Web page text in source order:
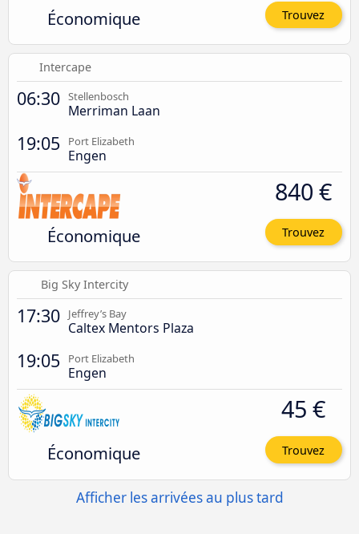
Économique Trouvez
Intercape
06:30 Stellenbosch
Merriman Laan
19:05 Port Elizabeth
Engen
Économique
840 €
Trouvez
Big Sky Intercity
17:30 Jeffrey’s Bay
Caltex Mentors Plaza
19:05 Port Elizabeth
Engen
Économique
45 €
Trouvez
Afficher les arrivées au plus tard